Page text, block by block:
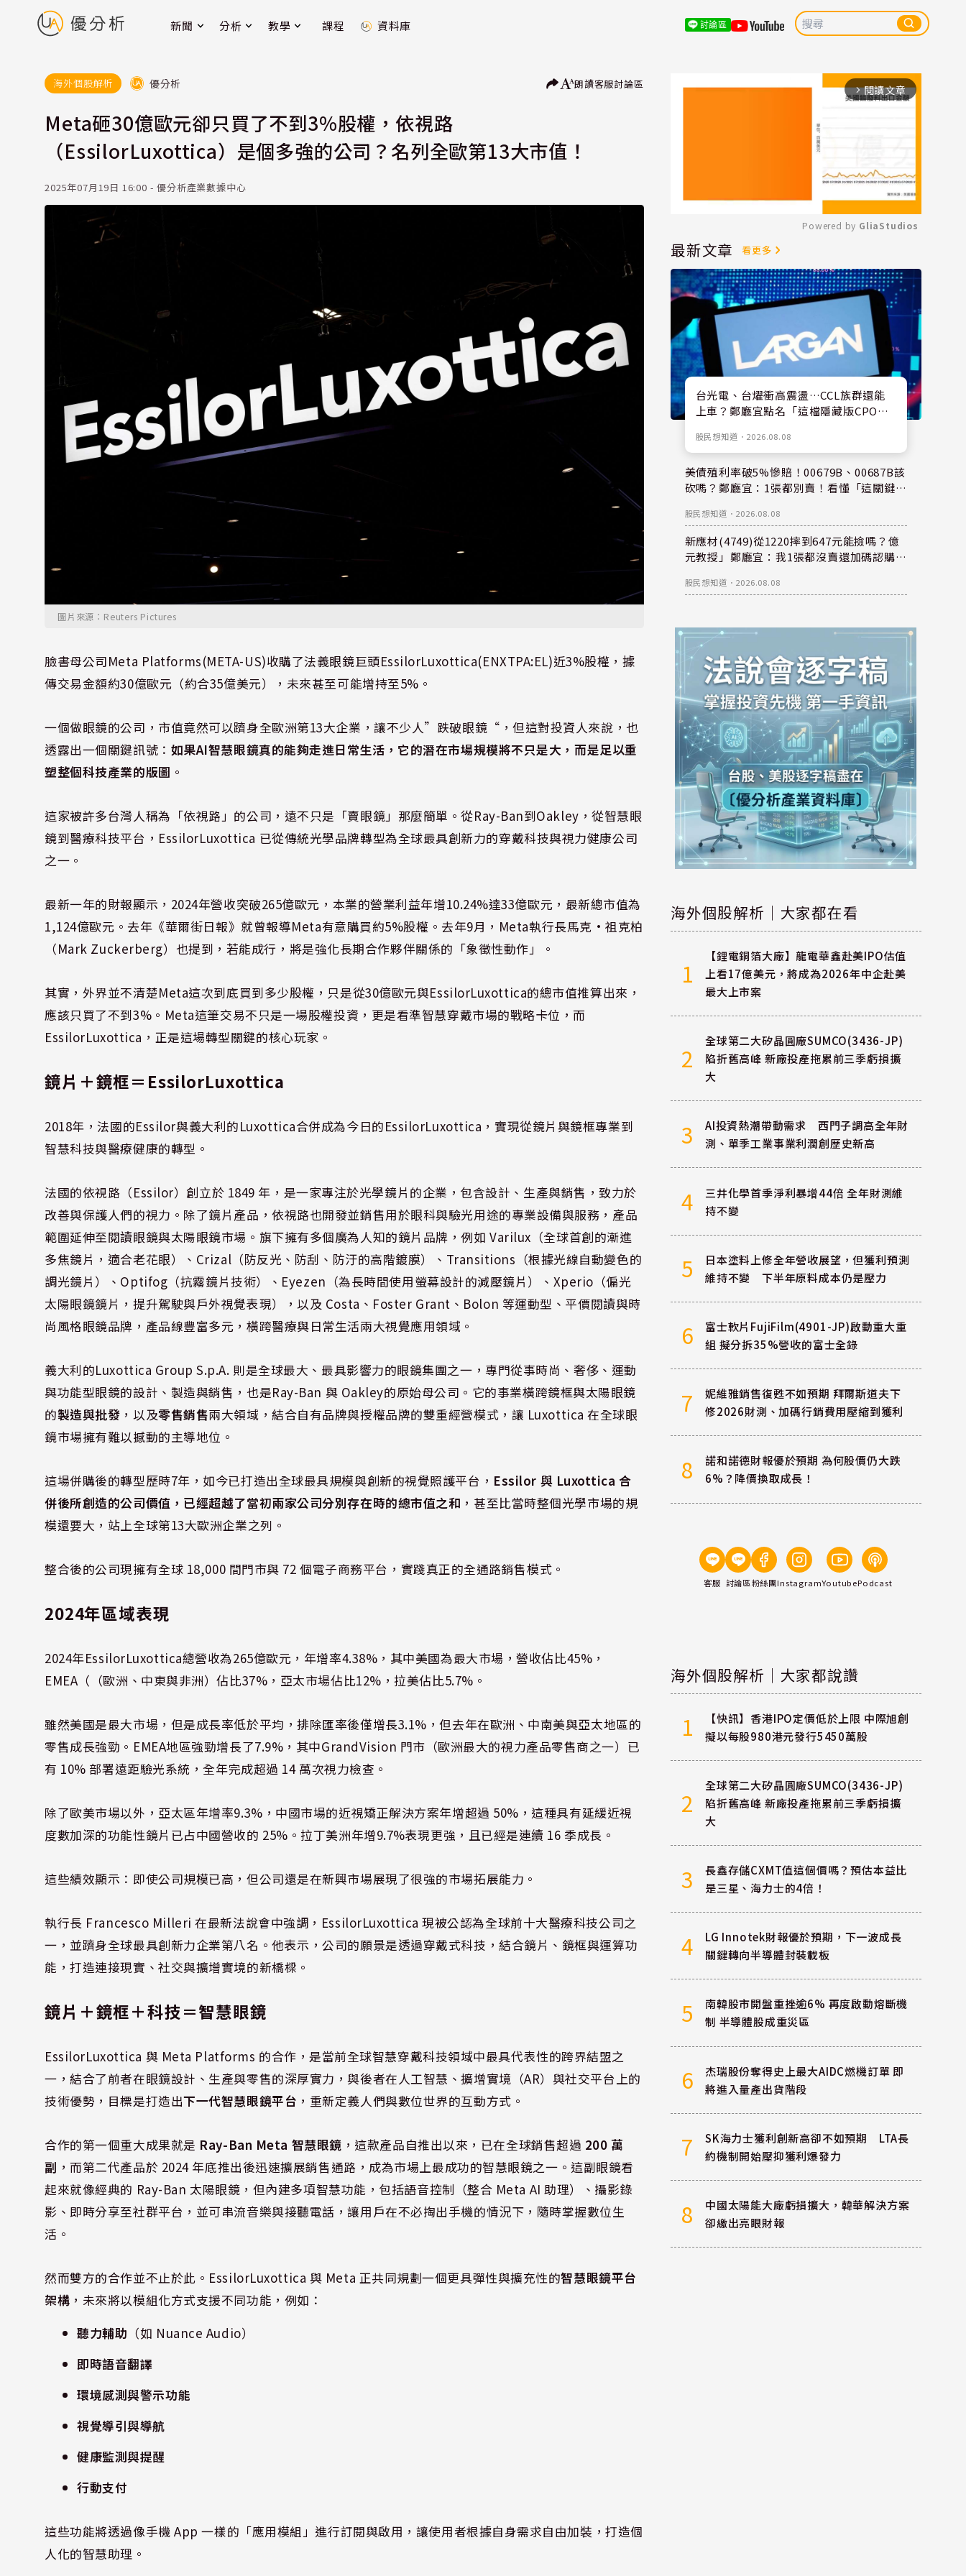
新聞 分析 教學 課程 資料庫 討論區
海外個股解析 優分析 朗讀客服討論區
Meta砸30億歐元卻只買了不到3%股權，依視路
（EssilorLuxottica）是個多強的公司？名列全歐第13大市值！
2025年07月19日 16:00 - 優分析產業數據中心
圖片來源：Reuters Pictures
臉書母公司Meta Platforms(META-US)收購了法義眼鏡巨頭EssilorLuxottica(ENXTPA:EL)近3%股權，據
傳交易金額約30億歐元（約合35億美元），未來甚至可能增持至5%。
一個做眼鏡的公司，市值竟然可以躋身全歐洲第13大企業，讓不少人”跌破眼鏡“，但這對投資人來說，也
透露出一個關鍵訊號： 如果AI智慧眼鏡真的能夠走進日常生活，它的潛在市場規模將不只是大，而是足以重
塑整個科技產業的版圖 。
這家被許多台灣人稱為「依視路」的公司，遠不只是「賣眼鏡」那麼簡單。從Ray-Ban到Oakley，從智慧眼
鏡到醫療科技平台，EssilorLuxottica 已從傳統光學品牌轉型為全球最具創新力的穿戴科技與視力健康公司
之一。
最新一年的財報顯示，2024年營收突破265億歐元，本業的營業利益年增10.24%達33億歐元，最新總市值為
1,124億歐元。去年《華爾街日報》就曾報導Meta有意購買約5%股權。去年9月，Meta執行長馬克·祖克柏
（Mark Zuckerberg）也提到，若能成行，將是強化長期合作夥伴關係的「象徵性動作」。
其實，外界並不清楚Meta這次到底買到多少股權，只是從30億歐元與EssilorLuxottica的總市值推算出來，
應該只買了不到3%。Meta這筆交易不只是一場股權投資，更是看準智慧穿戴市場的戰略卡位，而
EssilorLuxottica，正是這場轉型關鍵的核心玩家。
鏡片＋鏡框＝ EssilorLuxottica
2018年，法國的Essilor與義大利的Luxottica合併成為今日的EssilorLuxottica，實現從鏡片與鏡框專業到
智慧科技與醫療健康的轉型。
法國的依視路（Essilor）創立於 1849 年，是一家專注於光學鏡片的企業，包含設計、生產與銷售，致力於
改善與保護人們的視力。除了鏡片產品，依視路也開發並銷售用於眼科與驗光用途的專業設備與服務，產品
範圍延伸至閱讀眼鏡與太陽眼鏡市場。旗下擁有多個廣為人知的鏡片品牌，例如 Varilux（全球首創的漸進
多焦鏡片，適合老花眼）、Crizal（防反光、防刮、防汙的高階鍍膜）、Transitions（根據光線自動變色的
調光鏡片）、Optifog（抗霧鏡片技術）、Eyezen（為長時間使用螢幕設計的減壓鏡片）、Xperio（偏光
太陽眼鏡鏡片，提升駕駛與戶外視覺表現），以及 Costa、Foster Grant、Bolon 等運動型、平價閱讀與時
尚風格眼鏡品牌，產品線豐富多元，橫跨醫療與日常生活兩大視覺應用領域。
義大利的Luxottica Group S.p.A. 則是全球最大、最具影響力的眼鏡集團之一，專門從事時尚、奢侈、運動
與功能型眼鏡的設計、製造與銷售，也是Ray-Ban 與 Oakley的原始母公司。它的事業橫跨鏡框與太陽眼鏡
的製造與批發 ，以及零售銷售兩大領域，結合自有品牌與授權品牌的雙重經營模式，讓 Luxottica 在全球眼
鏡市場擁有難以撼動的主導地位。
這場併購後的轉型歷時7年，如今已打造出全球最具規模與創新的視覺照護平台， Essilor 與 Luxottica 合
併後所創造的公司價值，已經超越了當初兩家公司分別存在時的總市值之和 ，甚至比當時整個光學市場的規
模還要大，站上全球第13大歐洲企業之列。
整合後的公司現擁有全球 18,000 間門市與 72 個電子商務平台，實踐真正的全通路銷售模式。
2024年區域表現
2024年EssilorLuxottica總營收為265億歐元，年增率4.38%，其中美國為最大市場，營收佔比45%，
EMEA（（歐洲、中東與非洲）佔比37%，亞太市場佔比12%，拉美佔比5.7%。
雖然美國是最大市場，但是成長率低於平均，排除匯率後僅增長3.1%，但去年在歐洲、中南美與亞太地區的
零售成長強勁。EMEA地區強勁增長了7.9%，其中GrandVision 門市（歐洲最大的視力產品零售商之一）已
有 10% 部署遠距驗光系統，全年完成超過 14 萬次視力檢查。
除了歐美市場以外，亞太區年增率9.3%，中國市場的近視矯正解決方案年增超過 50%，這種具有延緩近視
度數加深的功能性鏡片已占中國營收的 25%。拉丁美洲年增9.7%表現更強，且已經是連續 16 季成長。
這些績效顯示：即使公司規模已高，但公司還是在新興市場展現了很強的市場拓展能力。
執行長 Francesco Milleri 在最新法說會中強調，EssilorLuxottica 現被公認為全球前十大醫療科技公司之
一，並躋身全球最具創新力企業第八名。他表示，公司的願景是透過穿戴式科技，結合鏡片、鏡框與運算功
能，打造連接現實、社交與擴增實境的新橋樑。
鏡片＋鏡框＋科技＝智慧眼鏡
EssilorLuxottica 與 Meta Platforms 的合作，是當前全球智慧穿戴科技領域中最具代表性的跨界結盟之
一，結合了前者在眼鏡設計、生產與零售的深厚實力，與後者在人工智慧、擴增實境（AR）與社交平台上的
技術優勢，目標是打造出下一代智慧眼鏡平台 ，重新定義人們與數位世界的互動方式。
合作的第一個重大成果就是 Ray-Ban Meta 智慧眼鏡 ，這款產品自推出以來，已在全球銷售超過 200 萬
副 ，而第二代產品於 2024 年底推出後迅速擴展銷售通路，成為市場上最成功的智慧眼鏡之一。這副眼鏡看
起來就像經典的 Ray-Ban 太陽眼鏡，但內建多項智慧功能，包括語音控制（整合 Meta AI 助理）、攝影錄
影、即時分享至社群平台，並可串流音樂與接聽電話，讓用戶在不必掏出手機的情況下，隨時掌握數位生
活。
然而雙方的合作並不止於此。EssilorLuxottica 與 Meta 正共同規劃一個更具彈性與擴充性的智慧眼鏡平台
架構 ，未來將以模組化方式支援不同功能，例如：
聽力輔助 （如 Nuance Audio）
即時語音翻譯
環境感測與警示功能
視覺導引與導航
健康監測與提醒
行動支付
這些功能將透過像手機 App 一樣的「應用模組」進行訂閱與啟用，讓使用者根據自身需求自由加裝，打造個
人化的智慧助理。
arrow_forward_ios 閱讀文章
Mute
Powered by GliaStudios
最新文章 看更多
台光電、台燿衝高震盪…CCL族群還能
上車？鄭廳宜點名「這檔隱藏版CPO
股民想知道 ． 2026.08.08
美債殖利率破5%慘賠！00679B、00687B該
砍嗎？鄭廳宜：1張都別賣！看懂「這關鍵」
股民想知道 ． 2026.08.08
新應材(4749)從1220摔到647元能撿嗎？億
元教授」鄭廳宜：我1張都沒賣還加碼認購？
股民想知道 ． 2026.08.08
海外個股解析｜大家都在看
1
【鋰電銅箔大廠】龍電華鑫赴美IPO估值
上看17億美元，將成為2026年中企赴美
最大上市案
2
全球第二大矽晶圓廠SUMCO(3436-JP)
陷折舊高峰 新廠投產拖累前三季虧損擴
大
3
AI投資熱潮帶動需求 西門子調高全年財
測、單季工業事業利潤創歷史新高
4
三井化學首季淨利暴增44倍 全年財測維
持不變
5
日本塗料上修全年營收展望，但獲利預測
維持不變 下半年原料成本仍是壓力
6
富士軟片FujiFilm(4901-JP)啟動重大重
組 擬分拆35%營收的富士全錄
7
妮維雅銷售復甦不如預期 拜爾斯道夫下
修2026財測、加碼行銷費用壓縮到獲利
8
諾和諾德財報優於預期 為何股價仍大跌
6%？降價換取成長！
客服 討論區粉絲團InstagramYoutubePodcast
海外個股解析｜大家都說讚
1
【快訊】香港IPO定價低於上限 中際旭創
擬以每股980港元發行5450萬股
2
全球第二大矽晶圓廠SUMCO(3436-JP)
陷折舊高峰 新廠投產拖累前三季虧損擴
大
3
長鑫存儲CXMT值這個價嗎？預估本益比
是三星、海力士的4倍！
4
LG Innotek財報優於預期，下一波成長
關鍵轉向半導體封裝載板
5
南韓股市開盤重挫逾6% 再度啟動熔斷機
制 半導體股成重災區
6
杰瑞股份奪得史上最大AIDC燃機訂單 即
將進入量產出貨階段
7
SK海力士獲利創新高卻不如預期 LTA長
約機制開始壓抑獲利爆發力
8
中國太陽能大廠虧損擴大，韓華解決方案
卻繳出亮眼財報